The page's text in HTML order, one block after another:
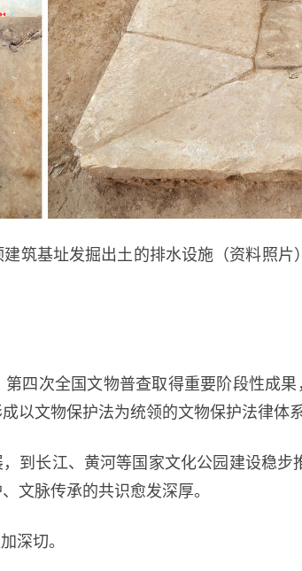
基址发掘出土的排水设施（资料照片
次全国文物普查取得重要阶段性成果
以文物保护法为统领的文物保护法律体
长江、黄河等国家文化公园建设稳步
文脉传承的共识愈发深厚。
深切。